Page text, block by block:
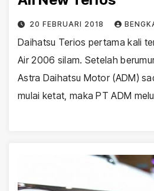
20 FEBRUARI 2018
Daihatsu Terios pertama kali
Air 2006 silam. Setelah
Astra Daihatsu Motor (ADM)
mulai ketat, maka PT ADM